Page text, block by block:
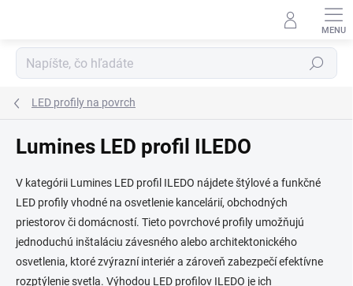
Hľadať
LED profily na povrch
Lumines LED profil ILEDO
V kategórii Lumines LED profil ILEDO nájdete štýlové a funkčné
LED profily vhodné na osvetlenie kancelárií, obchodných
priestorov či domácností. Tieto povrchové profily umožňujú
jednoduchú inštaláciu závesného alebo architektonického
osvetlenia, ktoré zvýrazní interiér a zároveň zabezpečí efektívne
rozptýlenie svetla. Výhodou LED profilov ILEDO je ich